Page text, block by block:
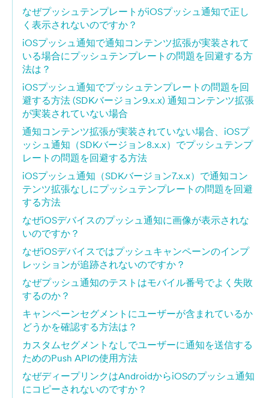
なぜプッシュテンプレートがiOSプッシュ通知で正し
く表示されないのですか？
iOSプッシュ通知で通知コンテンツ拡張が実装されて
いる場合にプッシュテンプレートの問題を回避する方
法は？
iOSプッシュ通知でプッシュテンプレートの問題を回
避する方法 (SDKバージョン9.x.x) 通知コンテンツ拡張
が実装されていない場合
通知コンテンツ拡張が実装されていない場合、iOSプ
ッシュ通知（SDKバージョン8.x.x）でプッシュテンプ
レートの問題を回避する方法
iOSプッシュ通知（SDKバージョン7.x.x）で通知コン
テンツ拡張なしにプッシュテンプレートの問題を回避
する方法
なぜiOSデバイスのプッシュ通知に画像が表示されな
いのですか？
なぜiOSデバイスではプッシュキャンペーンのインプ
レッションが追跡されないのですか？
なぜプッシュ通知のテストはモバイル番号でよく失敗
するのか？
キャンペーンセグメントにユーザーが含まれているか
どうかを確認する方法は？
カスタムセグメントなしでユーザーに通知を送信する
ためのPush APIの使用方法
なぜディープリンクはAndroidからiOSのプッシュ通知
にコピーされないのですか？